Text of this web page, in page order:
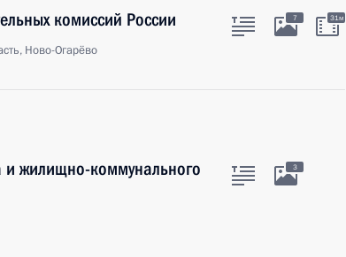
комиссий России
Ново-Огарёво
7 31м
и жилищно-коммунального
3